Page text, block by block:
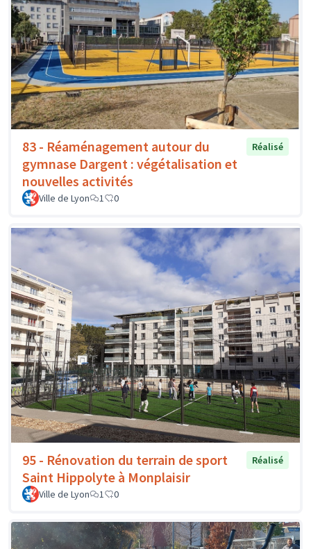
83 - Réaménagement autour du
gymnase Dargent : végétalisation et
nouvelles activités
Réalisé
Ville de Lyon 1 0
95 - Rénovation du terrain de sport
Saint Hippolyte à Monplaisir
Réalisé
Ville de Lyon 1 0